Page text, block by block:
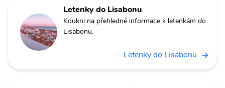
Letenky do Lisabonu
Koukni na přehledné informace k letenkám do
Lisabonu.
Letenky do Lisabonu